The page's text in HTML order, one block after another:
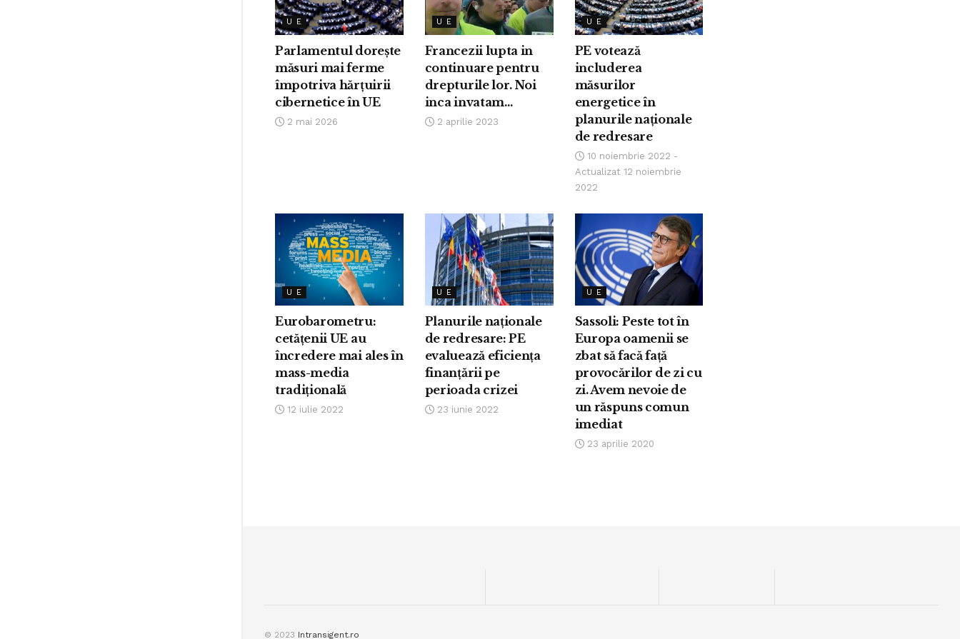
U E
Parlamentul dorește
măsuri mai ferme
împotriva hărțuirii
cibernetice în UE
2 mai 2026
U E
Francezii lupta in
continuare pentru
drepturile lor. Noi
inca invatam…
2 aprilie 2023
U E
PE votează
includerea
măsurilor
energetice în
planurile naționale
de redresare
10 noiembrie 2022 -
Actualizat 12 noiembrie
2022
U E
Eurobarometru:
cetățenii UE au
încredere mai ales în
mass-media
tradițională
12 iulie 2022
U E
Planurile naționale
de redresare: PE
evaluează eficiența
finanțării pe
perioada crizei
23 iunie 2022
U E
Sassoli: Peste tot în
Europa oamenii se
zbat să facă față
provocărilor de zi cu
zi. Avem nevoie de
un răspuns comun
imediat
23 aprilie 2020
© 2023 Intransigent.ro